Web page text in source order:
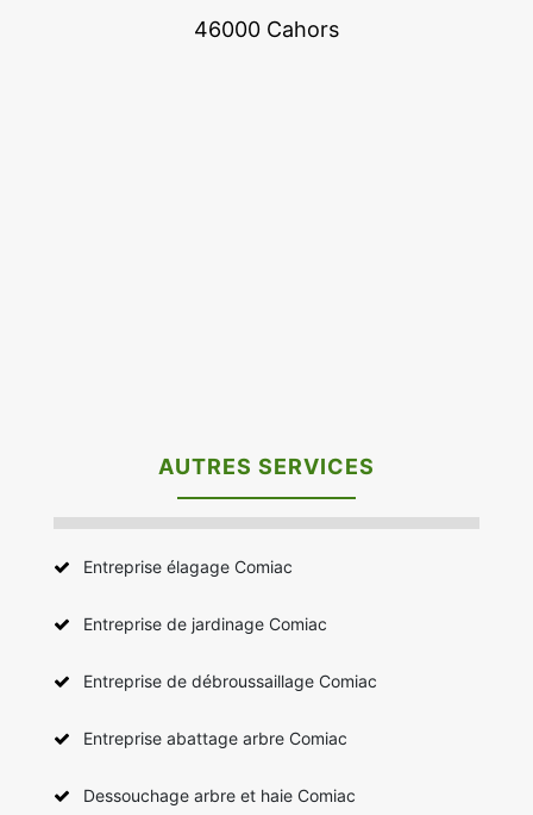
46000 Cahors
AUTRES SERVICES
Entreprise élagage Comiac
Entreprise de jardinage Comiac
Entreprise de débroussaillage Comiac
Entreprise abattage arbre Comiac
Dessouchage arbre et haie Comiac